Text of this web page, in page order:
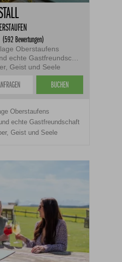
(592 Bewertungen)
Oberstaufens
Herzlicher Service und echte Gastfreundschaft
Geist und Seele
BUCHEN
Oberstaufens
echte Gastfreundschaft
Geist und Seele